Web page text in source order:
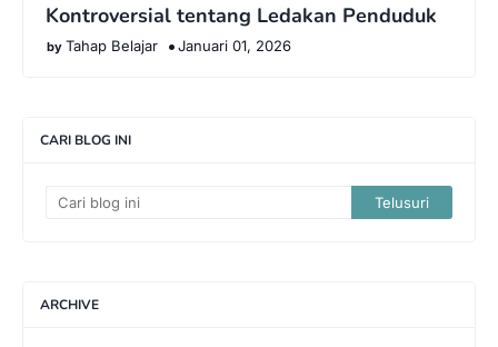
Kontroversial tentang Ledakan Penduduk
Tahap Belajar Januari 01, 2026
CARI BLOG INI
ARCHIVE